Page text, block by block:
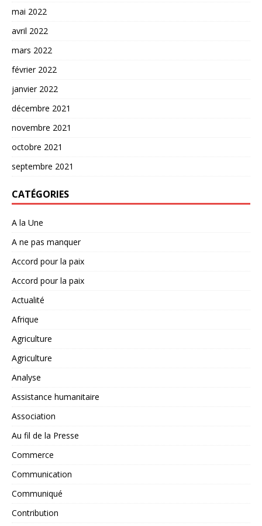
mai 2022
avril 2022
mars 2022
février 2022
janvier 2022
décembre 2021
novembre 2021
octobre 2021
septembre 2021
CATÉGORIES
A la Une
A ne pas manquer
Accord pour la paix
Accord pour la paix
Actualité
Afrique
Agriculture
Agriculture
Analyse
Assistance humanitaire
Association
Au fil de la Presse
Commerce
Communication
Communiqué
Contribution